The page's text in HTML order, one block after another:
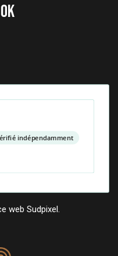
indépendamment
web Sudpixel.